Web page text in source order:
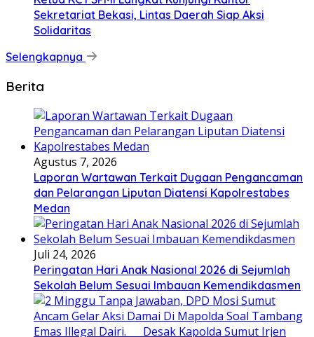
Sekretariat Bekasi, Lintas Daerah Siap Aksi
Solidaritas
Selengkapnya
Berita
Agustus 7, 2026
Laporan Wartawan Terkait Dugaan Pengancaman
dan Pelarangan Liputan Diatensi Kapolrestabes
Medan
Juli 24, 2026
Peringatan Hari Anak Nasional 2026 di Sejumlah
Sekolah Belum Sesuai Imbauan Kemendikdasmen